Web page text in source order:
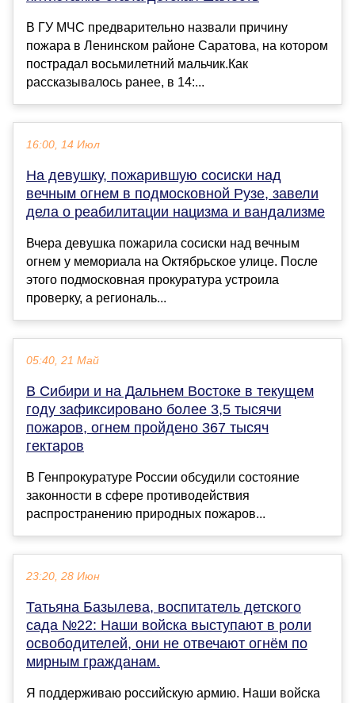
В ГУ МЧС предварительно назвали причину
пожара в Ленинском районе Саратова, на котором
пострадал восьмилетний мальчик.Как
рассказывалось ранее, в 14:...
16:00, 14 Июл
На девушку, пожарившую сосиски над
вечным огнем в подмосковной Рузе, завели
дела о реабилитации нацизма и вандализме
Вчера девушка пожарила сосиски над вечным
огнем у мемориала на Октябрьское улице. После
этого подмосковная прокуратура устроила
проверку, а региональ...
05:40, 21 Май
В Сибири и на Дальнем Востоке в текущем
году зафиксировано более 3,5 тысячи
пожаров, огнем пройдено 367 тысяч
гектаров
В Генпрокуратуре России обсудили состояние
законности в сфере противодействия
распространению природных пожаров...
23:20, 28 Июн
Татьяна Базылева, воспитатель детского
сада №22: Наши войска выступают в роли
освободителей, они не отвечают огнём по
мирным гражданам.
Я поддерживаю российскую армию. Наши войска